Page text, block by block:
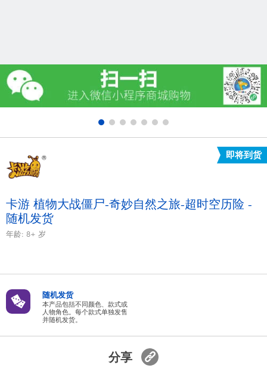
益智学习玩具
户外及运动产品
毛绒公仔玩具
夏日
电池
新登场
即将到货
卡游 植物大战僵尸-奇妙自然之旅-超时空历险 -
随机发货
年龄: 8+ 岁
随机发货
本产品包括不同颜色、款式或
人物角色。每个款式单独发售
并随机发货。
分享